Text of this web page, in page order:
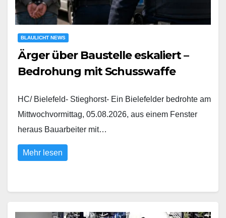
BLAULICHT NEWS
Ärger über Baustelle eskaliert –
Bedrohung mit Schusswaffe
HC/ Bielefeld- Stieghorst- Ein Bielefelder bedrohte am
Mittwochvormittag, 05.08.2026, aus einem Fenster
heraus Bauarbeiter mit…
Mehr lesen